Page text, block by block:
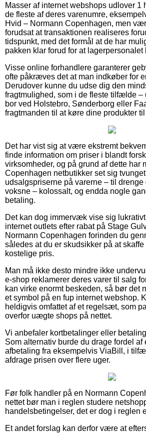
Masser af internet webshops udlover 1
de fleste af deres varenumre,
Hvid – Normann Copenhagen, men
forudsat at transaktionen realiseres
tidspunkt, med det formål at de har
pakken klar forud for at lagerpersonalet
Visse online forhandlere garanterer
ofte påkræves det at man indkøber for
Derudover kunne du udse dig den
fragtmulighed, som i de fleste tilfælde
bor ved Holstebro, Sønderborg eller
fragtmanden til at køre dine produkter
Det har vist sig at være ekstremt
finde information om priser i blandt
virksomheder, og på grund af dette har
Copenhagen netbutikker set sig
udsalgspriserne på varerne – til drenge
voksne – kolossalt, og endda nogle
betaling.
Det kan dog immervæk vise sig
internet outlets efter rabat på Stage
Normann Copenhagen forinden du
således at du er skudsikker på at
kostelige pris.
Man må ikke desto mindre ikke
e-shop reklamerer deres varer til salg
kan virke enormt beskeden, så bør det
et symbol på en fup internet webshop.
heldigvis omfattet af et regelsæt, som
overfor uægte shops på nettet.
Vi anbefaler kortbetalinger eller
Som alternativ burde du drage fordel af
afbetaling fra eksempelvis ViaBill, i
afdrage prisen over flere uger.
Før folk handler på en Normann
nettet bør man i reglen studere
handelsbetingelser, det er dog i reglen
Et andet forslag kan derfor være at